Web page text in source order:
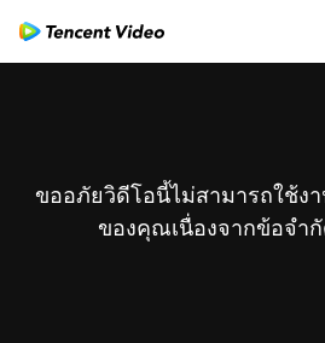
ขออภัยวิดีโอนี้ไม่สามารถใช้ง
ของคุณเนื่องจากข้อจำ